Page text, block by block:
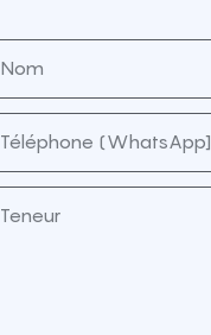
Nom
Téléphone (WhatsApp]
Teneur